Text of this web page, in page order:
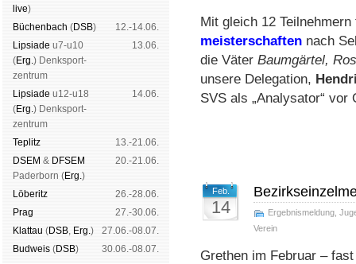
live)
Büchen­bach (DSB)
12.-14.06.
Lipsiade u7-u10
(Erg.) Denk­sport­
zen­trum
13.06.
Lipsiade u12-u18
(Erg.) Denk­sport­
zen­trum
14.06.
Tep­litz
13.-21.06.
DSEM & DFSEM
Pader­born (Erg.)
20.-21.06.
Lö­be­ritz
26.-28.06.
Prag
27.-30.06.
Klat­tau (DSB, Erg.)
27.06.-08.07.
Bud­weis (DSB) 30.06.-08.07.
Mit gleich 12
meister­schaften nach
die Väter Baumgärtel,
unsere Delegation,
SVS als „Analysator“ vor
Feb.
14 Ergebnismeldung
Verein
Grethen im Februar –